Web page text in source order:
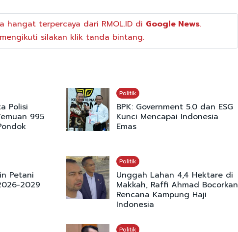
hangat terpercaya dari RMOL.ID di Google News.
silakan klik tanda bintang.
Polisi
995
Politik
BPK: Government 5.0 dan ESG
Kunci Mencapai Indonesia
Emas
Petani
2029
Politik
Unggah Lahan 4,4 Hektare di
Makkah, Raffi Ahmad Bocorkan
Rencana Kampung Haji
Indonesia
Politik